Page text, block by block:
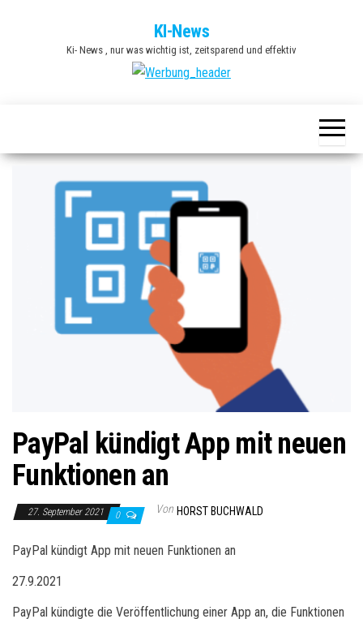
KI-News
Ki- News , nur was wichtig ist, zeitsparend und effektiv
PayPal kündigt App mit neuen
Funktionen an
27. September 2021 0 Von HORST BUCHWALD
PayPal kündigt App mit neuen Funktionen an
27.9.2021
PayPal kündigte die Veröffentlichung einer App an, die Funktionen